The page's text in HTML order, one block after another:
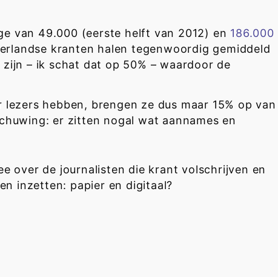
van 49.000 (eerste helft van 2012) en 186.000
kranten halen tegenwoordig gemiddeld
– ik schat dat op 50% – waardoor de
hebben, brengen ze dus maar 15% op van
er zitten nogal wat aannames en
over de journalisten die krant volschrijven en
inzetten: papier en digitaal?